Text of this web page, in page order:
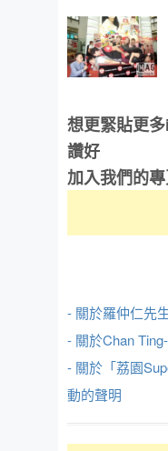
想更緊貼更
讚好
加入我們的
- 關於羅仲仁先
- 關於Chan
- 關於「荔園
動的聲明